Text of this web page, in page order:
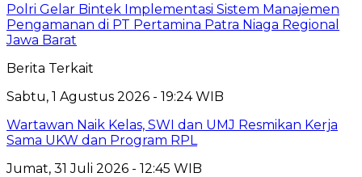
Polri Gelar Bintek Implementasi Sistem Manajemen
Pengamanan di PT Pertamina Patra Niaga Regional
Jawa Barat
Berita Terkait
Sabtu, 1 Agustus 2026 - 19:24 WIB
Wartawan Naik Kelas, SWI dan UMJ Resmikan Kerja
Sama UKW dan Program RPL
Jumat, 31 Juli 2026 - 12:45 WIB